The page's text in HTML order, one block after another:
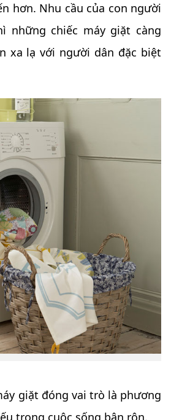
hơn. Nhu cầu của con người
những chiếc máy giặt càng
xa lạ với người dân đặc biệt
giặt đóng vai trò là phương
trong cuộc sống bận rộn.